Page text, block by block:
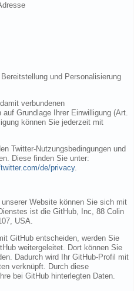
und Personalisierung
verbundenen
auf Grundlage Ihrer Einwilligung (Art.
können Sie jederzeit mit
Twitter-Nutzungsbedingungen und
Diese finden Sie unter:
de/privacy.
Website können Sie sich mit
ist die GitHub, Inc, 88 Colin
USA.
GitHub entscheiden, werden Sie
weitergeleitet. Dort können Sie
Dadurch wird Ihr GitHub-Profil mit
verknüpft. Durch diese
bei GitHub hinterlegten Daten.